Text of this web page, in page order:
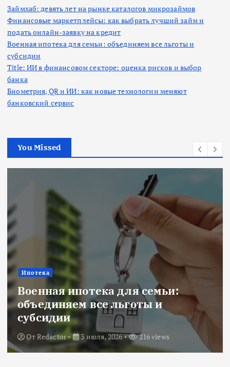
Займхаб: девять лет на рынке каталогов микрозаймов
Финансовые маркетплейсы: как выбрать лучший займ и
подать онлайн-заявку на кредит
Военная ипотека для семьи: объединяем все льготы и
субсидии
Title: ИИ в финансовом секторе: оценка рисков и выбор
банка
Биометрия, QR и ИИ: как новые технологии меняют
банковский сервис
You Missed
Ипотека
Военная ипотека для семьи:
объединяем все льготы и
субсидии
ОтRedactor 3 июля, 2026 216 views